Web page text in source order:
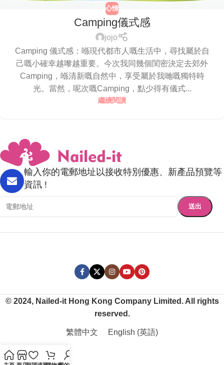
心情
Camping儀式感
jojo
Camping 儀式感：喺現代都市人嘅生活中，尋找屬於自
己嘅小確幸越嚟越重要。今次我同幾個閨密決定去郊外
Camping，喺清新嘅自然中，享受屬於我哋嘅獨特時
光。當然，呢次嘅Camping，點少得有儀式...
繼續閱讀
輸入你的電郵地址以接收特別優惠、新產品預覽等
資訊 !
© 2024, Nailed-it Hong Kong Company Limited. All rights
reserved.
繁體中文 English (英語)